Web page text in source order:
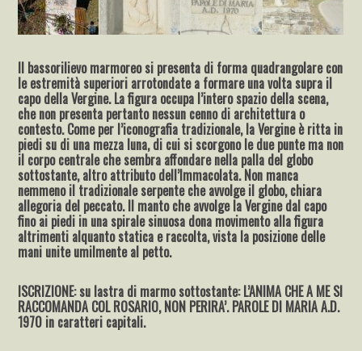
Il bassorilievo marmoreo si presenta di forma quadrangolare con
le estremità superiori arrotondate a formare una volta supra il
capo della Vergine. La figura occupa l’intero spazio della scena,
che non presenta pertanto nessun cenno di architettura o
contesto. Come per l’iconografia tradizionale, la Vergine è ritta in
piedi su di una mezza luna, di cui si scorgono le due punte ma non
il corpo centrale che sembra affondare nella palla del globo
sottostante, altro attributo dell’Immacolata. Non manca
nemmeno il tradizionale serpente che avvolge il globo, chiara
allegoria del peccato. Il manto che avvolge la Vergine dal capo
fino ai piedi in una spirale sinuosa dona movimento alla figura
altrimenti alquanto statica e raccolta, vista la posizione delle
mani unite umilmente al petto.
ISCRIZIONE: su lastra di marmo sottostante: L’ANIMA CHE A ME SI
RACCOMANDA COL ROSARIO, NON PERIRA’. PAROLE DI MARIA A.D.
1970 in caratteri capitali.